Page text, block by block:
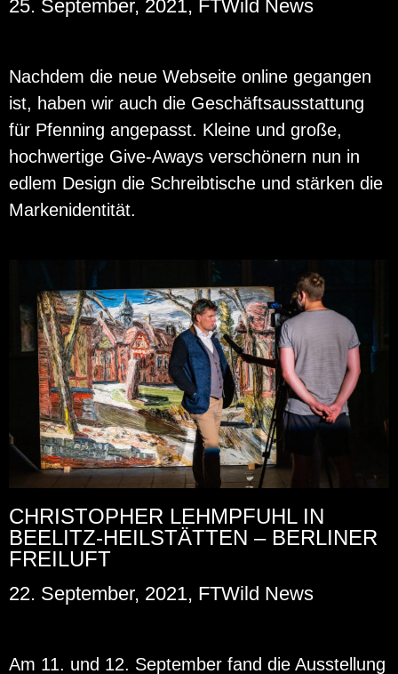
25. September, 2021, FTWild News
Nach­dem die neue Web­sei­te on­line ge­gan­gen
ist, haben wir auch die Ge­schäfts­aus­stat­tung
für Pfen­ning an­ge­passt. Klei­ne und große,
hoch­wer­ti­ge Gi­ve-Aways ver­schö­nern nun in
edlem De­sign die Schreib­ti­sche und stär­ken die
Mar­ken­iden­ti­tät.
CHRISTOPHER LEHMPFUHL IN
BEELITZ-HEILSTÄTTEN – BERLINER
FREILUFT
22. September, 2021, FTWild News
Am 11. und 12. Sep­tem­ber fand die Aus­stel­lung